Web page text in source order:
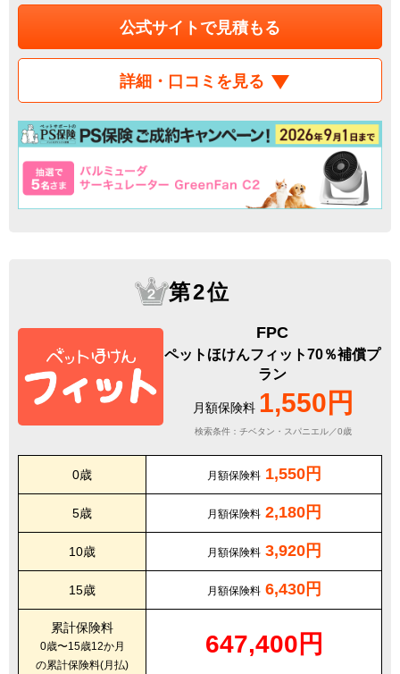
公式サイトで見積もる
詳細・口コミを見る
第2位
FPC
ペットほけんフィット70％補償プ
ラン
月額保険料 1,550円
検索条件：チベタン・スパニエル／0歳
0歳 月額保険料 1,550円
5歳 月額保険料 2,180円
10歳 月額保険料 3,920円
15歳 月額保険料 6,430円
累計保険料
0歳〜15歳12か月
の累計保険料(月払)
647,400円